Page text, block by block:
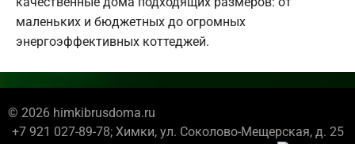
маленьких и бюджетных до огромных
энергоэффективных коттеджей.
© 2026 himkibrusdoma.ru
+7 921 027-89-78; Химки, ул. Соколово-Мещерская, д. 25